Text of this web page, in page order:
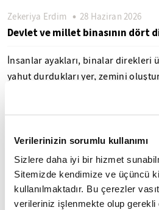
Verilerinizin sorumlu kullanımı
Sizlere daha iyi bir hizmet
Sitemizde kendimize ve üçüncü
kullanılmaktadır. Bu çerezler
verileriniz işlenmekte olup gerekli
Zekeriya Erdim 28 Haziran 2026
Devlet ve millet binasının dört
İnsanlar ayakları, binalar direkleri
yahut durdukları yer, zemini oluşturur. Varlıklarını
İslam ruhu, Müslüman bedeni
Mikro âlemden makro âleme kadar,
özelliklerinden biri "değişim,
zamanda, "var oluş" sürecinin